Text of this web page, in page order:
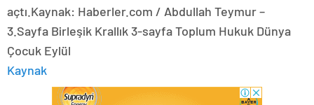
açtı.Kaynak: Haberler.com / Abdullah Teymur –
3.Sayfa Birleşik Krallık 3-sayfa Toplum Hukuk Dünya
Çocuk Eylül
Kaynak